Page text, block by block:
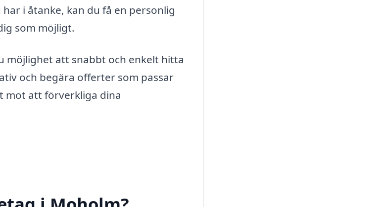
i åtanke, kan du få en personlig
som möjligt.
möjlighet att snabbt och enkelt hitta
och begära offerter som passar
mot att förverkliga dina